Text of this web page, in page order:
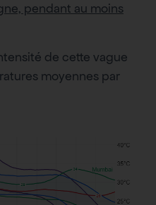
pendant au moins
de cette vague
moyennes par